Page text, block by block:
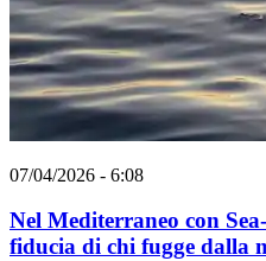
07/04/2026 - 6:08
Nel Mediterraneo con
fiducia di chi fugge dalla